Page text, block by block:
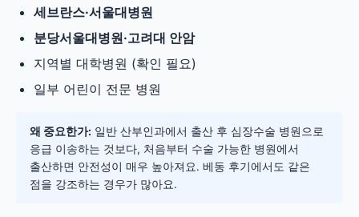
세브란스·서울대병원
분당서울대병원·고려대 안암
지역별 대학병원 (확인 필요)
일부 어린이 전문 병원
왜 중요한가: 일반 산부인과에서 출산 후 심장수술 병원으로
응급 이송하는 것보다, 처음부터 수술 가능한 병원에서
출산하면 안전성이 매우 높아져요. 베동 후기에서도 같은
점을 강조하는 경우가 많아요.